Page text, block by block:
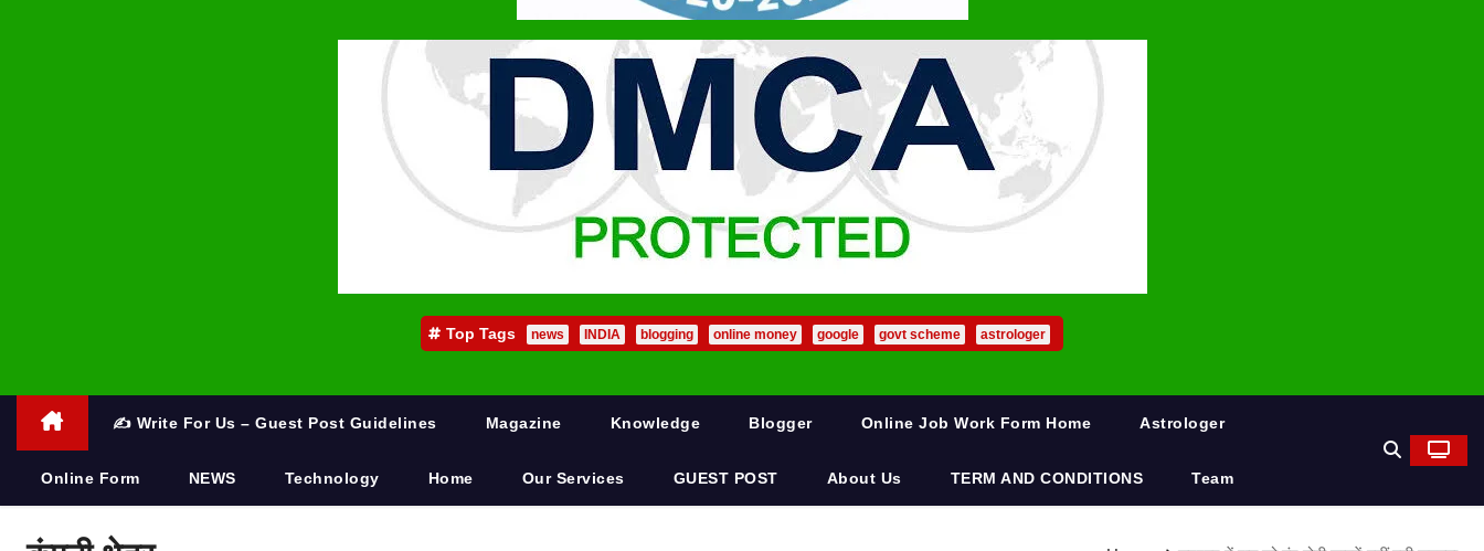
Top Tags news INDIA blogging online money google govt scheme astrologer
✍️ Write For Us – Guest Post Guidelines Magazine Knowledge Blogger Online Job Work Form Home Astrologer
Online Form NEWS Technology Home Our Services GUEST POST About Us TERM AND CONDITIONS Team